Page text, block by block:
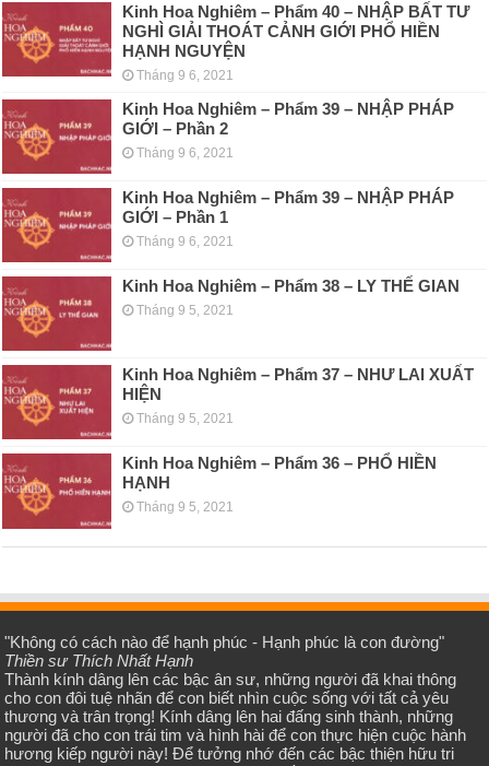
Kinh Hoa Nghiêm – Phẩm 40 – NHẬP BẤT TƯ
NGHÌ GIẢI THOÁT CẢNH GIỚI PHỔ HIỀN
HẠNH NGUYỆN
Tháng 9 6, 2021
Kinh Hoa Nghiêm – Phẩm 39 – NHẬP PHÁP
GIỚI – Phần 2
Tháng 9 6, 2021
Kinh Hoa Nghiêm – Phẩm 39 – NHẬP PHÁP
GIỚI – Phần 1
Tháng 9 6, 2021
Kinh Hoa Nghiêm – Phẩm 38 – LY THẾ GIAN
Tháng 9 5, 2021
Kinh Hoa Nghiêm – Phẩm 37 – NHƯ LAI XUẤT
HIỆN
Tháng 9 5, 2021
Kinh Hoa Nghiêm – Phẩm 36 – PHỔ HIỀN
HẠNH
Tháng 9 5, 2021
"Không có cách nào để hạnh phúc - Hạnh phúc là con đường"
Thiền sư Thích Nhất Hạnh
Thành kính dâng lên các bậc ân sư, những người đã khai thông
cho con đôi tuệ nhãn để con biết nhìn cuộc sống với tất cả yêu
thương và trân trọng! Kính dâng lên hai đấng sinh thành, những
người đã cho con trái tim và hình hài để con thực hiện cuộc hành
hương kiếp người này! Để tưởng nhớ đến các bậc thiện hữu tri